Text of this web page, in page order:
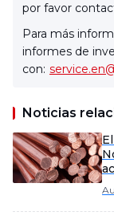
por favor
Para más
informes de
con:
Noticias